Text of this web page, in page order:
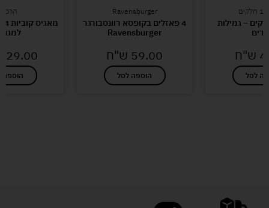
350 חלקים – גמילות
ש"ח
לסל
Ravensburger
4 פאזלים בקופסא רוונסבורגר
Ravensburger
59.00 ש"ח
הוספה לסל הוספה